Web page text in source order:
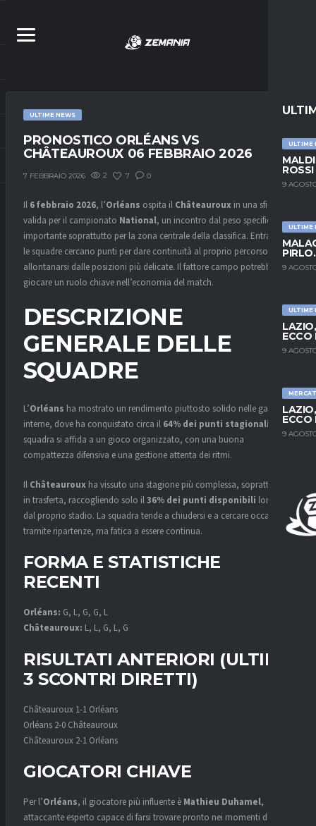
ULTIME
9
ULTIME
9
ULTIME
ECCO
9
ECCO
9
ULTIME NEWS
PRONOSTICO ORLÉANS VS
CHÂTEAUROUX 06 FEBBRAIO 2026
7 FEBBRAIO 2026 2 7 0
Il 6 febbraio 2026, l’Orléans ospita il Châteauroux in una sfida
valida per il campionato National, un incontro dal peso specifico
importante soprattutto per la zona centrale della classifica. Entrambe
le squadre cercano punti per dare continuità al proprio percorso e
allontanarsi dalle posizioni più delicate. Il fattore campo potrebbe
giocare un ruolo chiave nell’economia del match.
DESCRIZIONE
GENERALE DELLE
SQUADRE
L’Orléans ha mostrato un rendimento piuttosto solido nelle gare
interne, dove ha conquistato circa il 64% dei punti stagionali
squadra si affida a un gioco organizzato, con una buona
compattezza difensiva e una gestione attenta dei ritmi.
Il Châteauroux ha vissuto una stagione più complessa, soprattutto
in trasferta, raccogliendo solo il36% dei punti disponibili lontano
dal proprio stadio. La squadra tende a chiudersi e a cercare occasioni
tramite ripartenze, ma fatica a essere continua.
FORMA E STATISTICHE
RECENTI
Orléans: G, L, G, G, L
Châteauroux: L, L, G, L, G
RISULTATI ANTERIORI (ULTIMI
3 SCONTRI DIRETTI)
Châteauroux 1-1 Orléans
Orléans 2-0 Châteauroux
Châteauroux 2-1 Orléans
GIOCATORI CHIAVE
Per l’Orléans, il giocatore più influente è Mathieu Duhamel,
attaccante esperto capace di farsi trovare pronto nei momenti decisivi.